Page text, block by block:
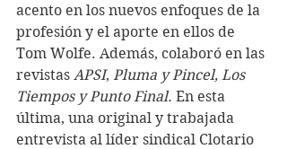
acento en los nuevos enfoques de la
profesión y el aporte en ellos de
Tom Wolfe. Además, colaboró en las
revistas APSI, Pluma y Pincel, Los
Tiempos y Punto Final. En esta
última, una original y trabajada
entrevista al líder sindical Clotario